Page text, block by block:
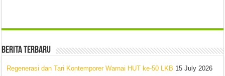
Berita Terbaru
Regenerasi dan Tari Kontemporer Warnai HUT ke-50 LKB 15 July 2026